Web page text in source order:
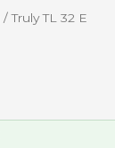
/ Truly TL 32 E